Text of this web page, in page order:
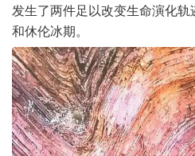
发生了两件足以改变生命演化
和休伦冰期。